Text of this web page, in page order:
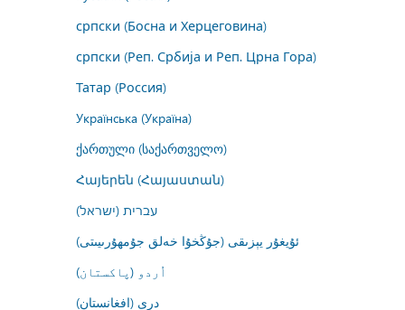
српски (Босна и Херцеговина)
српски (Реп. Србија и Реп. Црна Гора)
Татар (Россия)
Українська (Україна)
ქართული (საქართველო)
Հայերեն (Հայաստան)
עברית (ישראל)
ئۇيغۇر يېزىقى (جۇڭخۇا خەلق جۇمھۇرىيىتى)
اُردو (پاکستان)
درى (افغانستان)